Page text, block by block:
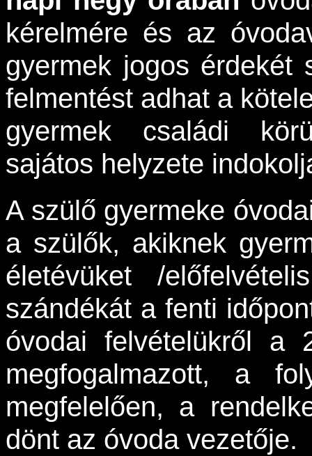
kérelmére és az
gyermek jogos érdekét
felmentést adhat a
gyermek családi
sajátos helyzete
A szülő gyermeke
a szülők, akiknek
életévüket /
szándékát a fenti
óvodai felvételükről a
megfogalmazott, a
megfelelően, a
dönt az óvoda vezetője.